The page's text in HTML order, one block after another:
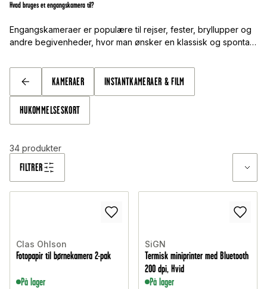
Hvad bruges et engangskamera til?
Engangskameraer er populære til rejser, fester, bryllupper og
andre begivenheder, hvor man ønsker en klassisk og spontan
TILBAGE
KAMERAER INSTANTKAMERAER & FILM
HUKOMMELSESKORT
FILTRER
34 produkter
Clas Ohlson
Fotopapir til børnekamera 2-pak
På lager
SiGN
Termisk miniprinter med Bluetooth
200 dpi, Hvid
På lager